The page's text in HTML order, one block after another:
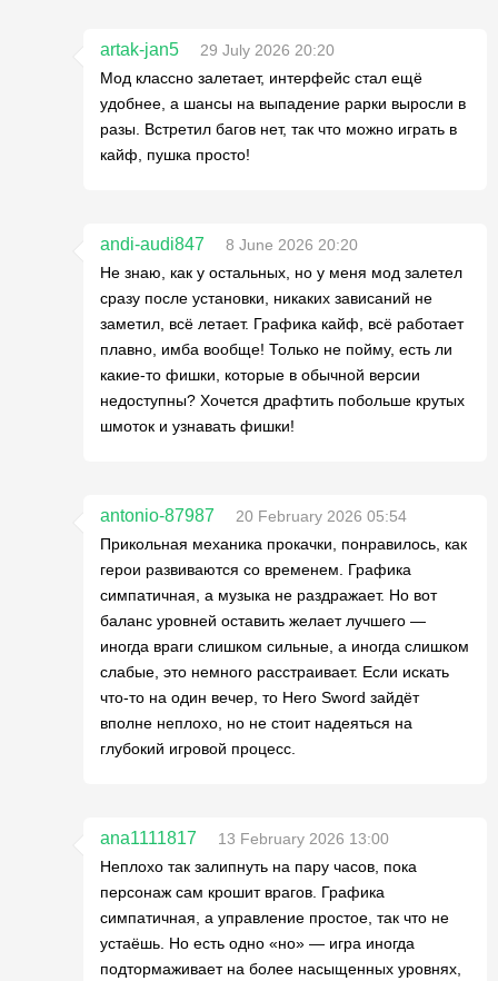
artak-jan5
29 July 2026 20:20
Мод классно залетает, интерфейс стал ещё
удобнее, а шансы на выпадение рарки выросли в
разы. Встретил багов нет, так что можно играть в
кайф, пушка просто!
andi-audi847
8 June 2026 20:20
Не знаю, как у остальных, но у меня мод залетел
сразу после установки, никаких зависаний не
заметил, всё летает. Графика кайф, всё работает
плавно, имба вообще! Только не пойму, есть ли
какие-то фишки, которые в обычной версии
недоступны? Хочется драфтить побольше крутых
шмоток и узнавать фишки!
antonio-87987
20 February 2026 05:54
Прикольная механика прокачки, понравилось, как
герои развиваются со временем. Графика
симпатичная, а музыка не раздражает. Но вот
баланс уровней оставить желает лучшего —
иногда враги слишком сильные, а иногда слишком
слабые, это немного расстраивает. Если искать
что-то на один вечер, то Hero Sword зайдёт
вполне неплохо, но не стоит надеяться на
глубокий игровой процесс.
ana1111817
13 February 2026 13:00
Неплохо так залипнуть на пару часов, пока
персонаж сам крошит врагов. Графика
симпатичная, а управление простое, так что не
устаёшь. Но есть одно «но» — игра иногда
подтормаживает на более насыщенных уровнях,